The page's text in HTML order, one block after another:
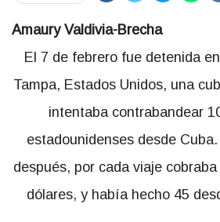
Amaury Valdivia-Brecha
El 7 de febrero fue detenida
Tampa, Estados Unidos, una
intentaba contrabandear
estadounidenses desde
después, por cada viaje
dólares, y había hecho 45